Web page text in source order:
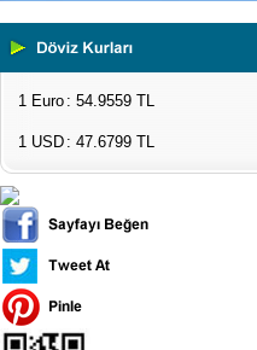
Boya Kontrol Test Cihazları
Çevresel Ölçüm Cihazları
1 Euro : 54.9559 TL
1 USD : 47.6799 TL